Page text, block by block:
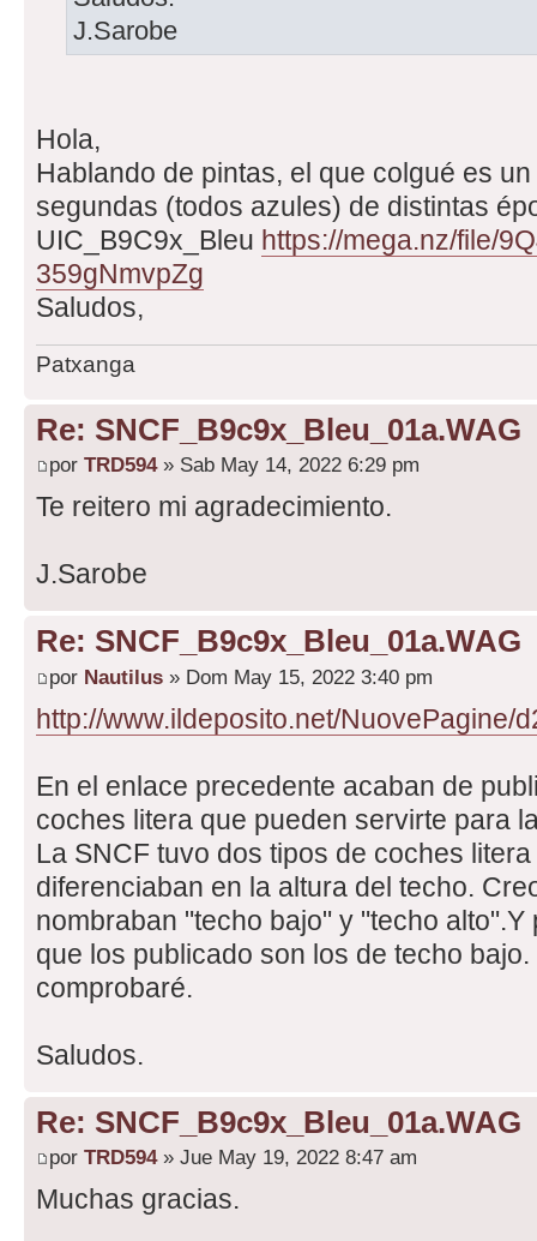
J.Sarobe
Hola,
Hablando de pintas, el que colgué es un
segundas (todos azules) de distintas
UIC_B9C9x_Bleu https://mega.nz/file/
359gNmvpZg
Saludos,
Patxanga
Re: SNCF_B9c9x_Bleu_01a.WAG
por TRD594» Sab May 14, 2022 6:29 pm
Te reitero mi agradecimiento.
J.Sarobe
Re: SNCF_B9c9x_Bleu_01a.WAG
por Nautilus » Dom May 15, 2022 3:40 pm
http://www.ildeposito.net/NuovePagine/
En el enlace precedente acaban de
coches litera que pueden servirte para
La SNCF tuvo dos tipos de coches
diferenciaban en la altura del techo.
nombraban "techo bajo" y "techo
que los publicado son los de techo
comprobaré.
Saludos.
Re: SNCF_B9c9x_Bleu_01a.WAG
por TRD594» Jue May 19, 2022 8:47 am
Muchas gracias.